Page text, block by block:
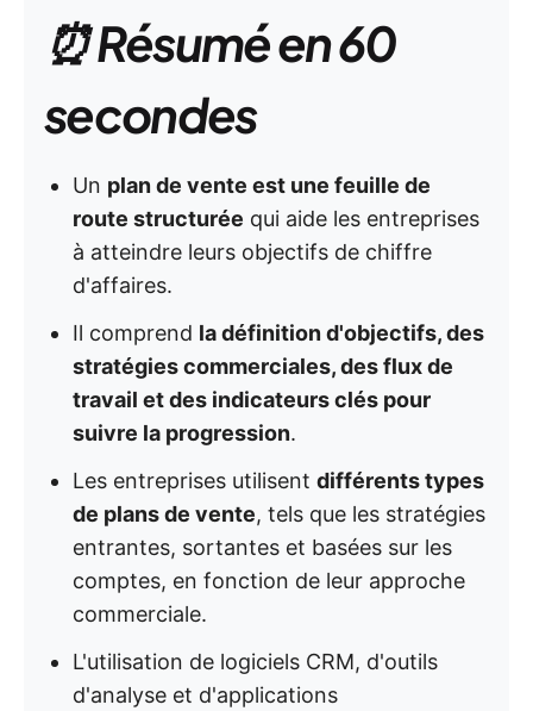
⏰ Résumé en 60
secondes
Un plan de vente est une feuille de
route structurée qui aide les entreprises
à atteindre leurs objectifs de chiffre
d'affaires.
Il comprend la définition d'objectifs, des
stratégies commerciales, des flux de
travail et des indicateurs clés pour
suivre la progression.
Les entreprises utilisent différents types
de plans de vente, tels que les stratégies
entrantes, sortantes et basées sur les
comptes, en fonction de leur approche
commerciale.
L'utilisation de logiciels CRM, d'outils
d'analyse et d'applications